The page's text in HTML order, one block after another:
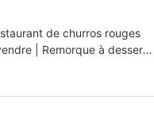
de churros rouges
| Remorque à desserts
vous soyez.